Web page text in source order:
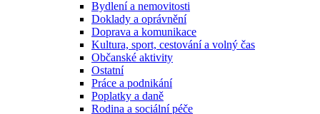
Bydlení a nemovitosti
Doklady a oprávnění
Doprava a komunikace
Kultura, sport, cestování a volný čas
Občanské aktivity
Ostatní
Práce a podnikání
Poplatky a daně
Rodina a sociální péče